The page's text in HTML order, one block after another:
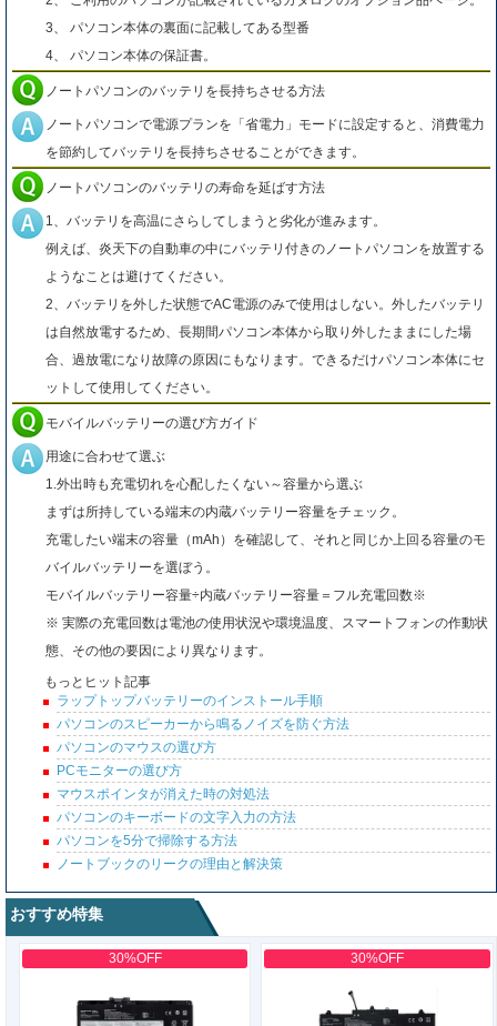
3、 パソコン本体の裏面に記載してある型番
4、 パソコン本体の保証書。
ノートパソコンのバッテリを長持ちさせる方法
ノートパソコンで電源プランを「省電力」モードに設定すると、消費電力
を節約してバッテリを長持ちさせることができます。
ノートパソコンのバッテリの寿命を延ばす方法
1、バッテリを高温にさらしてしまうと劣化が進みます。
例えば、炎天下の自動車の中にバッテリ付きのノートパソコンを放置する
ようなことは避けてください。
2、バッテリを外した状態でAC電源のみで使用はしない。外したバッテリ
は自然放電するため、長期間パソコン本体から取り外したままにした場
合、過放電になり故障の原因にもなります。できるだけパソコン本体にセ
ットして使用してください。
モバイルバッテリーの選び方ガイド
用途に合わせて選ぶ
1.外出時も充電切れを心配したくない～容量から選ぶ
まずは所持している端末の内蔵バッテリー容量をチェック。
充電したい端末の容量（mAh）を確認して、それと同じか上回る容量のモ
バイルバッテリーを選ぼう。
モバイルバッテリー容量÷内蔵バッテリー容量＝フル充電回数※
※ 実際の充電回数は電池の使用状況や環境温度、スマートフォンの作動状
態、その他の要因により異なります。
もっとヒット記事
ラップトップバッテリーのインストール手順
パソコンのスピーカーから鳴るノイズを防ぐ方法
パソコンのマウスの選び方
PCモニターの選び方
マウスポインタが消えた時の対処法
パソコンのキーボードの文字入力の方法
パソコンを5分で掃除する方法
ノートブックのリークの理由と解決策
おすすめ特集
30%OFF 30%OFF